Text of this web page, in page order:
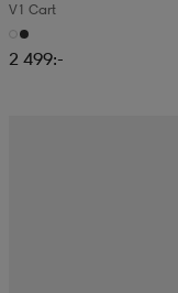
V1 Cart
2 499:-